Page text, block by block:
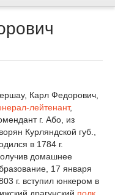
Карл Федорович,
лейтенант,
г. Або, из
Курляндской губ.,
в 1784 г.
домашнее
17 января
г. вступил юнкером в
драгунский полк